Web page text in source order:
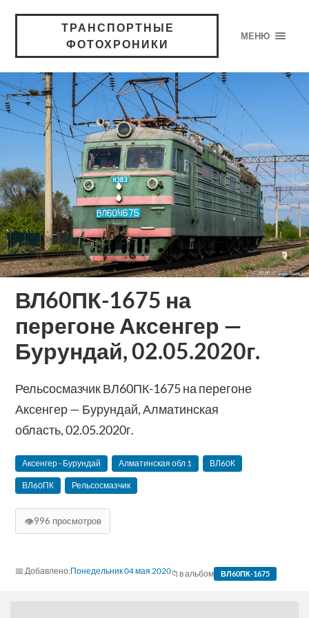
ТРАНСПОРТНЫЕ
ФОТОХРОНИКИ
МЕНЮ
ВЛ60ПК-1675 на
перегоне Аксенгер —
Бурундай, 02.05.2020г.
Рельсосмазчик ВЛ60ПК-1675 на перегоне
Аксенгер — Бурундай, Алматинская
область, 02.05.2020г.
Аксенгер - Бурундай Алматинская‬ обл 1 ВЛ60К
ВЛ60ПК Рельсосмазчик
👁996 просмотров
Понедельник 04 мая 2020 в альбом ВЛ60ПК-1675